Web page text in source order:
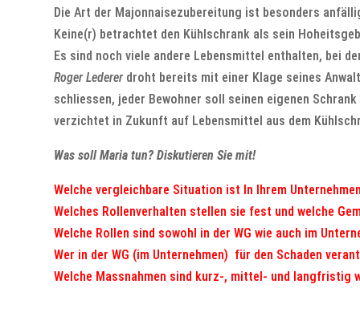
Die Art der Majonnaisezubereitung ist besonders
Keine(r) betrachtet den Kühlschrank als sein
Es sind noch viele andere Lebensmittel enthalten, bei
Roger Ledererdroht bereits mit einer Klage seines
schliessen, jeder Bewohner soll seinen eigenen
verzichtet in Zukunft auf Lebensmittel aus dem
Was soll Maria tun? Diskutieren Sie mit!
Welche vergleichbare Situation ist In Ihrem
Welches Rollenverhalten stellen sie fest und welche
Welche Rollen sind sowohl in der WG wie auch im
Wer in der WG (im Unternehmen) für den Schaden
Welche Massnahmen sind kurz-, mittel- und langfristig